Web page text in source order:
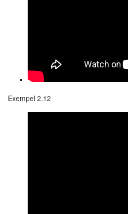
Exempel 2.12